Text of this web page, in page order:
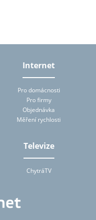
§ 6 zákona č. 101/2000 Sb., o
informace o účelu
osobních údajů a jejich
zbytečného odkladu za přiměřenou
nezbytné na poskytnutí informace
zpracování jeho osobních údajů je
a osobního života nebo v
kdykoliv výše uvedený souhlas se
Internet
Pro domácnosti
Pro firmy
Objednávka
Měření rychlosti
Televize
ChytráTV